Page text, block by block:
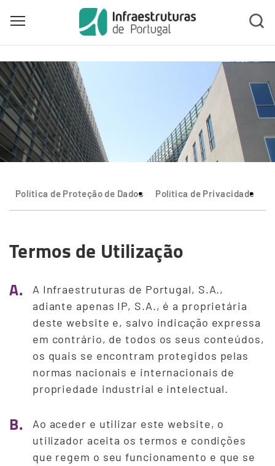
Skip
to
main
content
Toggle main menu visibility
Política de Proteção de Dados Política de Privacidade
Termos de Utilização
A.
A Infraestruturas de Portugal, S.A.,
adiante apenas IP, S.A., é a proprietária
deste website e, salvo indicação expressa
em contrário, de todos os seus conteúdos,
os quais se encontram protegidos pelas
normas nacionais e internacionais de
propriedade industrial e intelectual.
B.
Ao aceder e utilizar este website, o
utilizador aceita os termos e condições
que regem o seu funcionamento e que se